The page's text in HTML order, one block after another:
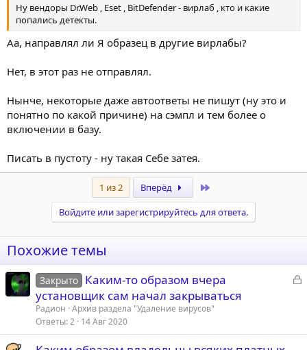
Ну вендоры Dr.Web , Eset , BitDefender - вирлаб , кто и какие
попались детекты.
Аа, направлял ли Я образец в другие вирлабы?
Нет, в этот раз не отправлял.
Нынче, некоторые даже автоответы не пишут (ну это и
понятно по какой причине) на сэмпл и тем более о
включении в базу.
Писать в пустоту - ну такая Себе затея.
1 из 2 Вперёд
Войдите или зарегистрируйтесь для ответа.
Похожие темы
З
Закрыто Каким-то образом вчера
установщик сам начал закрываться
Радион Архив раздела "Удаление вирусов"
Ответы 2 14 Авг 2020